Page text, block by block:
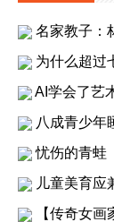
名家教子：
为什么超过
AI学会了艺
八成青少年
忧伤的青蛙
儿童美育应
【传奇女